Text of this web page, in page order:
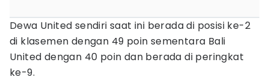
Dewa United sendiri saat ini berada di posisi ke-2
di klasemen dengan 49 poin sementara Bali
United dengan 40 poin dan berada di peringkat
ke-9.